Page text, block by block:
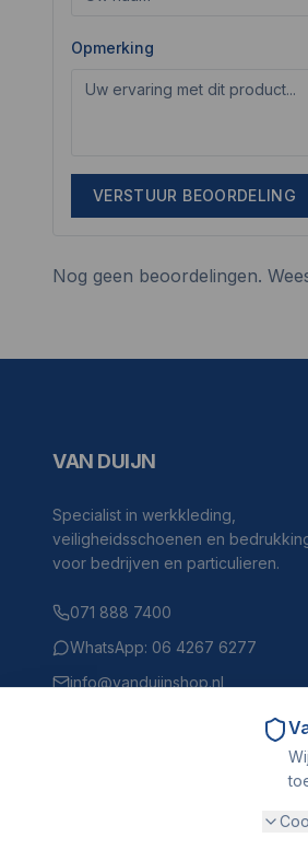
Opmerking
VERSTUUR BEOORDELING
Nog geen beoordelingen.
VAN DUIJN
Specialist in werkkleding,
veiligheidsschoenen en
voor bedrijven en particulieren.
071 888 7400
WhatsApp: 06 4267 6277
info@vanduijnshop.nl
Haven 4, 2225BH Katwijk aan Zee